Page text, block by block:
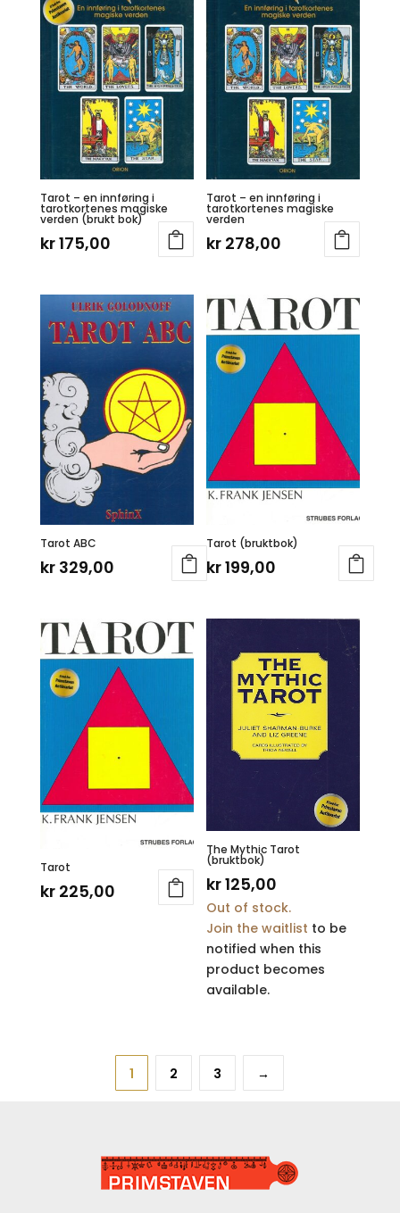
Tarot – en innføring i
tarotkortenes magiske
verden (brukt bok)
kr175,00
Tarot – en innføring i
tarotkortenes magiske
verden
kr 278,00
Tarot ABC
kr329,00
Tarot (bruktbok)
kr199,00
Tarot
kr225,00
The Mythic Tarot
(bruktbok)
kr125,00
Out of stock.
Join the waitlist to be
notified when this
product becomes
available.
1 2 3 →